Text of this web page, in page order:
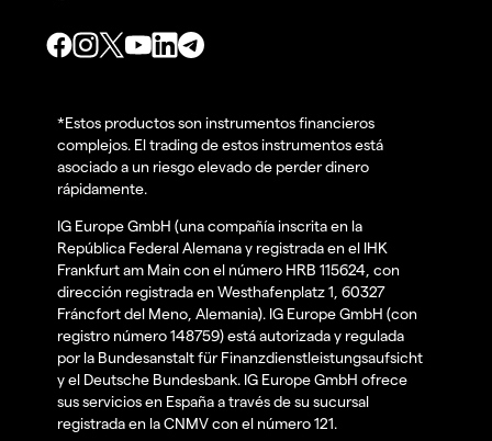
*Estos productos son instrumentos financieros
complejos. El trading de estos instrumentos está
asociado a un riesgo elevado de perder dinero
rápidamente.
IG Europe GmbH (una compañía inscrita en la
República Federal Alemana y registrada en el IHK
Frankfurt am Main con el número HRB 115624, con
dirección registrada en Westhafenplatz 1, 60327
Fráncfort del Meno, Alemania). IG Europe GmbH (con
registro número 148759) está autorizada y regulada
por la Bundesanstalt für Finanzdienstleistungsaufsicht
y el Deutsche Bundesbank. IG Europe GmbH ofrece
sus servicios en España a través de su sucursal
registrada en la CNMV con el número 121.